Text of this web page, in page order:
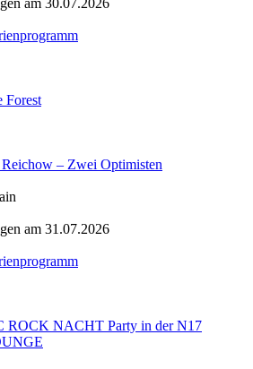
Forest
– Zwei Optimisten
am 31.07.2026
ROCK NACHT Party in der N17